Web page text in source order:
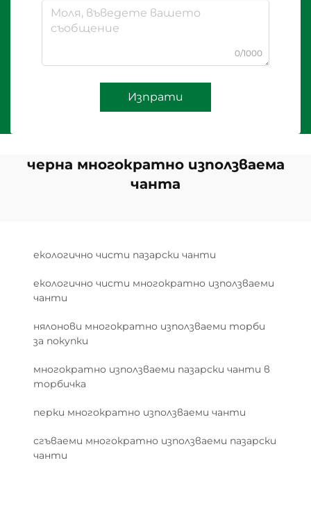
0/1000
Изпрати
черна многократно използваема
чанта
екологично чисти пазарски чанти
екологично чисти многократно използваеми
чанти
нялонови многократно използваеми торби
за покупки
многократно използваеми пазарски чанти в
торбичка
перки многократно използваеми чанти
сгъваеми многократно използваеми пазарски
чанти